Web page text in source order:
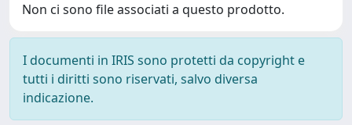
Non ci sono file associati a questo prodotto.
I documenti in IRIS sono protetti da copyright e
tutti i diritti sono riservati, salvo diversa
indicazione.